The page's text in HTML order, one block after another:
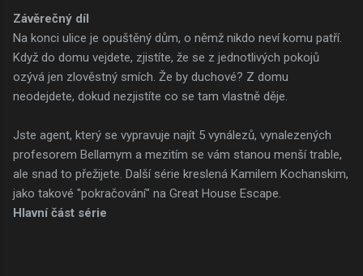
Závěrečný díl
Na konci ulice je opuštěný dům, o němž nikdo neví komu patří.
Když do domu vejdete, zjistíte, že se z jednotlivých pokojů
ozývá jen zlověstný smích. Že by duchové? Z domu
neodejdete, dokud nezjistíte co se tam vlastně děje.
Jste agent, který se vypravuje najít 5 vynálezů, vynalezených
profesorem Bellamym a mezitím se vám stanou menší trable,
ale snad to přežijete. Další série kreslená Kamilem Kochanskim,
jako takové "pokračování" na Great House Escape.
Hlavní část série